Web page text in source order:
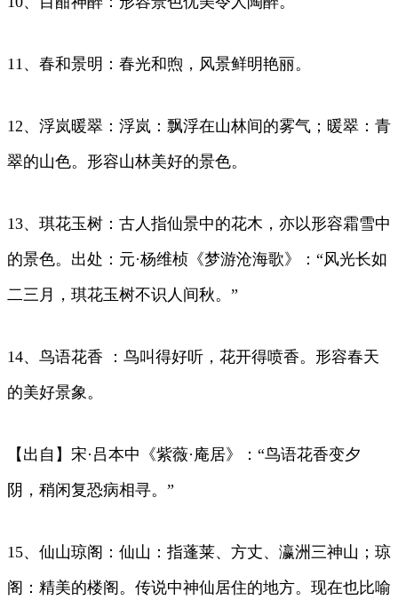
11、春和景明：春光和煦，风景鲜明艳丽。
12、浮岚暖翠：浮岚：飘浮在山林间的雾气；暖翠：青
翠的山色。形容山林美好的景色。
13、琪花玉树：古人指仙景中的花木，亦以形容霜雪中
的景色。出处：元·杨维桢《梦游沧海歌》：“风光长如
二三月，琪花玉树不识人间秋。”
14、鸟语花香 ：鸟叫得好听，花开得喷香。形容春天
的美好景象。
【出自】宋·吕本中《紫薇·庵居》：“鸟语花香变夕
阴，稍闲复恐病相寻。”
15、仙山琼阁：仙山：指蓬莱、方丈、瀛洲三神山；琼
阁：精美的楼阁。传说中神仙居住的地方。现在也比喻